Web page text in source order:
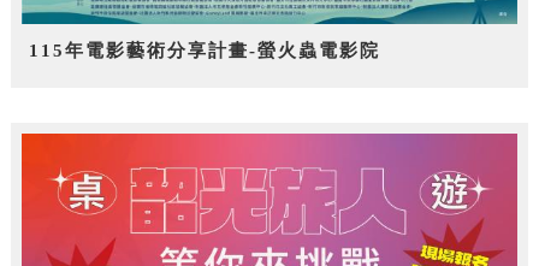
115年電影藝術分享計畫-螢火蟲電影院